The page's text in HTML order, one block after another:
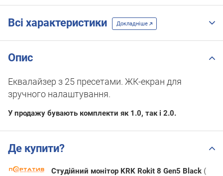
Всі характеристики Докладніше
Опис
Еквалайзер з 25 пресетами. ЖК-екран для
зручного налаштування.
У продажу бувають комплекти як 1.0, так і 2.0.
Де купити?
Студійний монітор KRK Rokit 8 Gen5 Black (